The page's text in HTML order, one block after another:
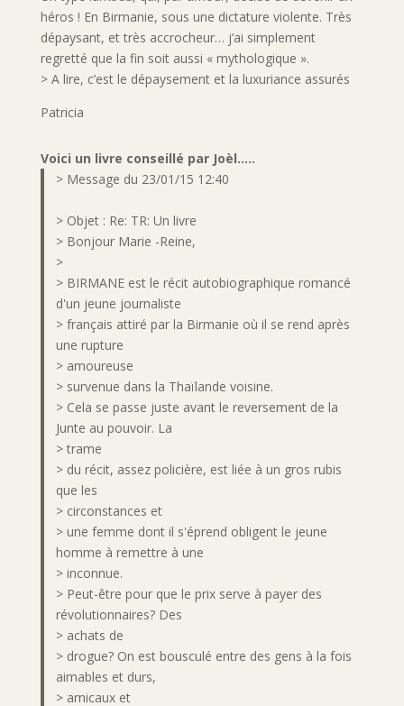
héros ! En Birmanie, sous une dictature violente. Très
dépaysant, et très accrocheur… j’ai simplement
regretté que la fin soit aussi « mythologique ».
> A lire, c’est le dépaysement et la luxuriance assurés
Patricia
Voici un livre conseillé par Joèl.....
> Message du 23/01/15 12:40
> Objet : Re: TR: Un livre
> Bonjour Marie -Reine,
>
> BIRMANE est le récit autobiographique romancé
d'un jeune journaliste
> français attiré par la Birmanie où il se rend après
une rupture
> amoureuse
> survenue dans la Thaïlande voisine.
> Cela se passe juste avant le reversement de la
Junte au pouvoir. La
> trame
> du récit, assez policière, est liée à un gros rubis
que les
> circonstances et
> une femme dont il s'éprend obligent le jeune
homme à remettre à une
> inconnue.
> Peut-être pour que le prix serve à payer des
révolutionnaires? Des
> achats de
> drogue? On est bousculé entre des gens à la fois
aimables et durs,
> amicaux et